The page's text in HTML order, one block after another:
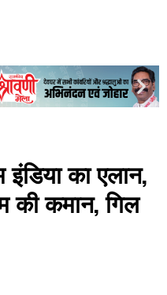
का एलान,
की कमान, गिल